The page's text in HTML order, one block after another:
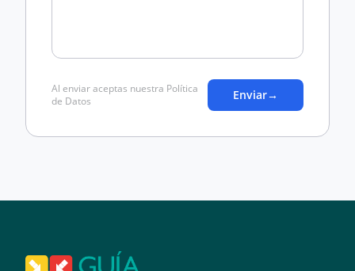
Al enviar aceptas nuestra Política
de Datos
Enviar→